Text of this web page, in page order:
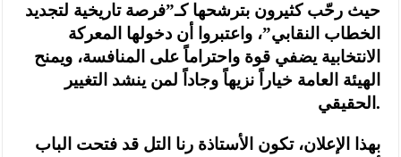
حيث رحّب كثيرون بترشحها كـ”فرصة تاريخية لتجديد
الخطاب النقابي”، واعتبروا أن دخولها المعركة
الانتخابية يضفي قوة واحتراماً على المنافسة، ويمنح
الهيئة العامة خياراً نزيهاً وجاداً لمن ينشد التغيير
الحقيقي.
بهذا الإعلان، تكون الأستاذة رنا التل قد فتحت الباب